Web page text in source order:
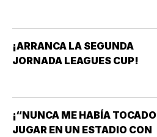
¡ARRANCA LA SEGUNDA
JORNADA LEAGUES CUP!
¡“NUNCA ME HABÍA TOCADO
JUGAR EN UN ESTADIO CON